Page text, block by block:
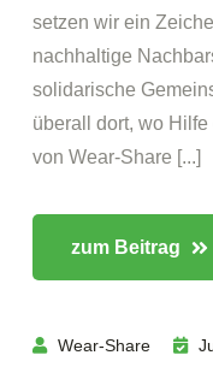
setzen wir ein
nachhaltige
solidarische
überall dort, wo
von Wear-Share [...]
zum Beitrag
Wear-Share